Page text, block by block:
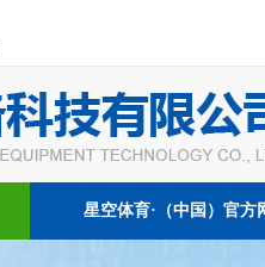
星空体育·（中国）官方